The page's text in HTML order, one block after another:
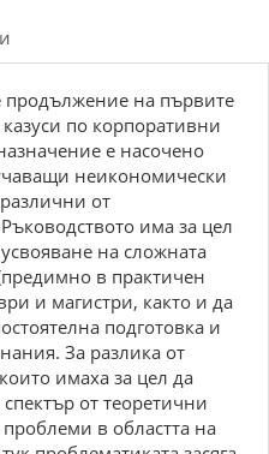
продължение на първите
по корпоративни
е насочено
неикономически
от
има за цел
на сложната
в практичен
и магистри, както и да
подготовка и
За разлика от
имаха за цел да
от теоретични
в областта на